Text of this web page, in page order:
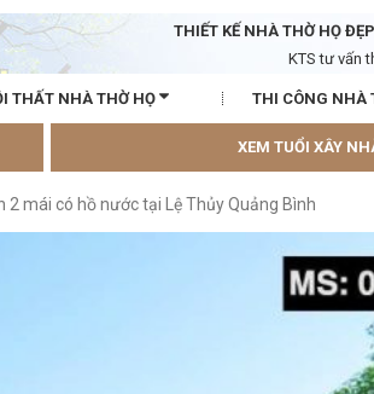
THIẾT KẾ NHÀ THỜ HỌ
KTS tư vấn
THẤT NHÀ THỜ HỌ THI CÔNG NHÀ
XEM TUỔI XÂY
2 mái có hồ nước tại Lệ Thủy Quảng Bình